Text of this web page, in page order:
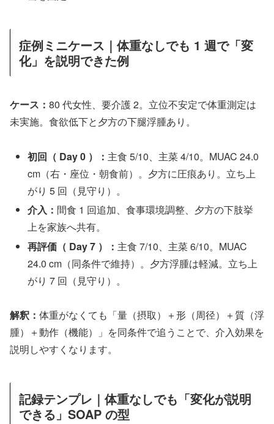
症例ミニケース｜体重なしでも 1 週で「変
化」を説明できた例
ケース： 80 代女性、要介護 2。立位不安定で体重測定は
未実施。食欲低下と夕方の下腿浮腫あり。
初回（ Day 0 ）： 主食 5/10、主菜 4/10。MUAC 24.0
cm（右・座位・朝食前）。夕方に圧痕あり。立ち上
がり 5 回（見守り）。
介入： 間食 1 回追加、食事環境調整、夕方の下肢挙
上を家族へ共有。
再評価（ Day 7 ）： 主食 7/10、主菜 6/10。MUAC
24.0 cm（同条件で維持）。夕方浮腫は軽減。立ち上
がり 7 回（見守り）。
解釈： 体重がなくても「量（摂取）＋形（周径）＋質（浮
腫）＋動作（機能）」を同条件で追うことで、介入効果を
説明しやすくなります。
記録テンプレ｜体重なしでも「変化が説明
できる」SOAP の型